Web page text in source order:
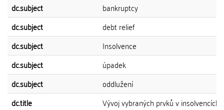
dc.subject
bankruptcy
dc.subject
debt relief
dc.subject
Insolvence
dc.subject
úpadek
dc.subject
oddlužení
dc.title
Vývoj vybraných prvků v insolvencích